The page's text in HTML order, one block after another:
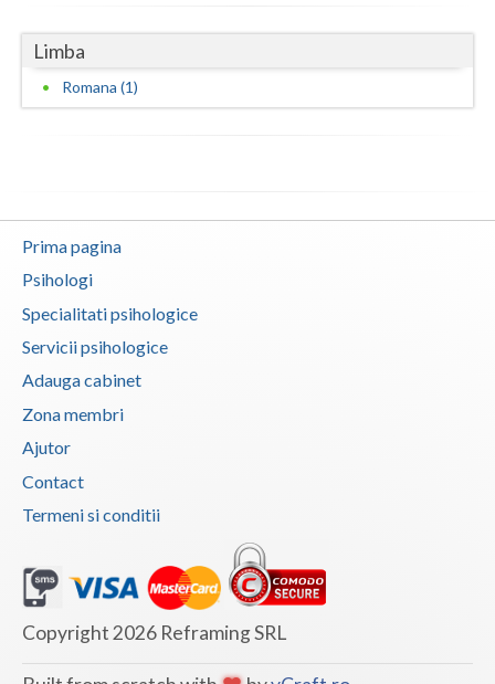
Limba
Romana (1)
Prima pagina
Psihologi
Specialitati psihologice
Servicii psihologice
Adauga cabinet
Zona membri
Ajutor
Contact
Termeni si conditii
Copyright 2026 Reframing SRL